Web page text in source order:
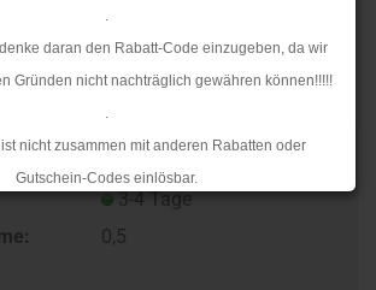
.
daran den Rabatt-Code einzugeben, da wir
Gründen nicht nachträglich gewähren können!!!!!
.
nicht zusammen mit anderen Rabatten oder
Gutschein-Codes einlösbar.
.
versenden wir wieder wie gewohnt. Aufgrund des
3-4 Tage
0,5